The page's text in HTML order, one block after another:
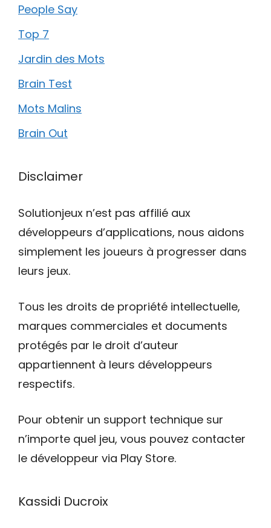
People Say
Top 7
Jardin des Mots
Brain Test
Mots Malins
Brain Out
Disclaimer
Solutionjeux n’est pas affilié aux
développeurs d’applications, nous aidons
simplement les joueurs à progresser dans
leurs jeux.
Tous les droits de propriété intellectuelle,
marques commerciales et documents
protégés par le droit d’auteur
appartiennent à leurs développeurs
respectifs.
Pour obtenir un support technique sur
n’importe quel jeu, vous pouvez contacter
le développeur via Play Store.
Kassidi Ducroix